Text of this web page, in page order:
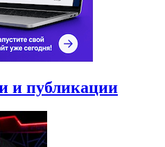
и публикации